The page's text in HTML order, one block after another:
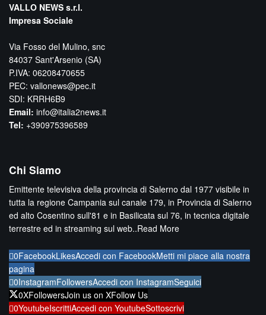
VALLO NEWS s.r.l.
Impresa Sociale
Via Fosso del Mulino, snc
84037 Sant'Arsenio (SA)
P.IVA: 06208470655
PEC: vallonews@pec.it
SDI: KRRH6B9
Email: info@italia2news.it
Tel: +390975396589
Chi Siamo
Emittente televisiva della provincia di Salerno dal 1977 visibile in
tutta la regione Campania sul canale 179, in Provincia di Salerno
ed alto Cosentino sull'81 e in Basilicata sul 76, in tecnica digitale
terrestre ed in streaming sul web..Read More
0FacebookLikesAccedi con FacebookMetti mi piace alla nostra
pagina
0InstagramFollowersAccedi con InstagramSeguici
0XFollowersJoin us on XFollow Us
0YoutubeIscrittiAccedi con YoutubeSottoscrivi